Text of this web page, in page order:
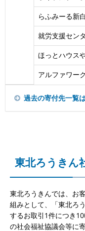
らふみーる新
就労支援セン
ほっとハウス
アルファワー
過去の寄付先一覧
東北ろうきん
東北ろうきんでは、お
組みとして、「東北ろ
するお取引1件につき
の社会福祉協議会等に